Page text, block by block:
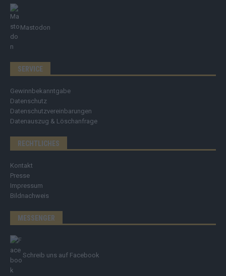
Mastodon
SERVICE
Gewinnbekanntgabe
Datenschutz
Datenschutzvereinbarungen
Datenauszug & Löschanfrage
RECHTLICHES
Kontakt
Presse
Impressum
Bildnachweis
MESSENGER
Schreib uns auf Facebook